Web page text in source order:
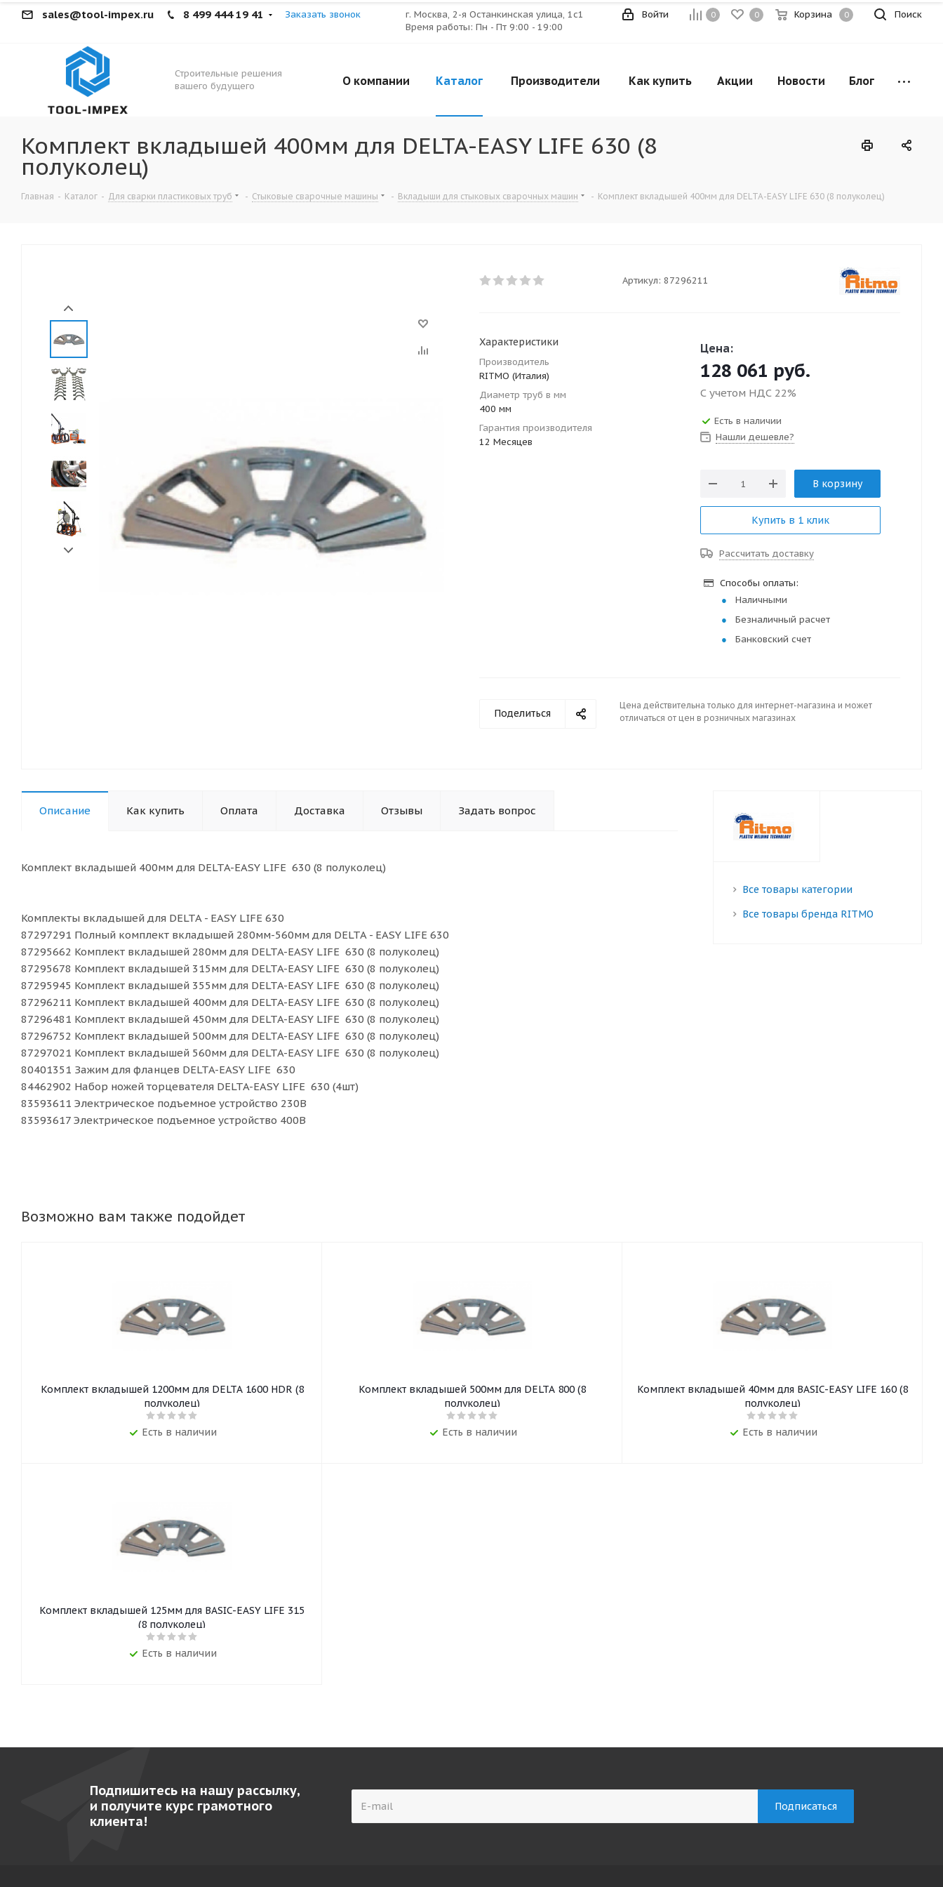
sales@tool-impex.ru 8 499 444 19 41 Заказать звонок
г. Москва, 2-я Останкинская улица, 1с1
Время работы: Пн - Пт 9:00 - 19:00
Поиск
0 0 Корзина 0
Войти
Строительные решения
вашего будущего
О компании Каталог Производители Как купить Акции Новости Блог
Комплект вкладышей 400мм для DELTA-EASY LIFE 630 (8
полуколец)
Главная - Каталог - Для сварки пластиковых труб - Стыковые сварочные машины - Вкладыши для стыковых сварочных машин - Комплект вкладышей 400мм для DELTA-EASY LIFE 630 (8 полуколец)
Артикул: 87296211
Характеристики
Производитель
RITMO (Италия)
Диаметр труб в мм
400 мм
Гарантия производителя
12 Месяцев
Цена:
128 061 руб.
С учетом НДС 22%
Есть в наличии
Нашли дешевле?
В корзину
Купить в 1 клик
Рассчитать доставку
Способы оплаты:
Наличными
Безналичный расчет
Банковский счет
Поделиться
Цена действительна только для интернет-магазина и может
отличаться от цен в розничных магазинах
Описание Как купить Оплата Доставка Отзывы Задать вопрос
Комплект вкладышей 400мм для DELTA-EASY LIFE 630 (8 полуколец)
Комплекты вкладышей для DELTA - EASY LIFE 630
87297291 Полный комплект вкладышей 280мм-560мм для DELTA - EASY LIFE 630
87295662 Комплект вкладышей 280мм для DELTA-EASY LIFE 630 (8 полуколец)
87295678 Комплект вкладышей 315мм для DELTA-EASY LIFE 630 (8 полуколец)
87295945 Комплект вкладышей 355мм для DELTA-EASY LIFE 630 (8 полуколец)
87296211 Комплект вкладышей 400мм для DELTA-EASY LIFE 630 (8 полуколец)
87296481 Комплект вкладышей 450мм для DELTA-EASY LIFE 630 (8 полуколец)
87296752 Комплект вкладышей 500мм для DELTA-EASY LIFE 630 (8 полуколец)
87297021 Комплект вкладышей 560мм для DELTA-EASY LIFE 630 (8 полуколец)
80401351 Зажим для фланцев DELTA-EASY LIFE 630
84462902 Набор ножей торцевателя DELTA-EASY LIFE 630 (4шт)
83593611 Электрическое подъемное устройство 230В
83593617 Электрическое подъемное устройство 400В
Все товары категории
Все товары бренда RITMO
Возможно вам также подойдет
Комплект вкладышей 1200мм для DELTA 1600 HDR (8
полуколец)
Есть в наличии
Комплект вкладышей 500мм для DELTA 800 (8
полуколец)
Есть в наличии
Комплект вкладышей 40мм для BASIC-EASY LIFE 160 (8
полуколец)
Есть в наличии
Комплект вкладышей 125мм для BASIC-EASY LIFE 315
(8 полуколец)
Есть в наличии
Подпишитесь на нашу рассылку,
и получите курс грамотного
клиента!